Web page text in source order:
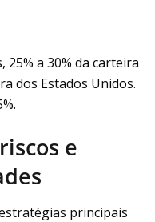
a 30% da carteira
dos Estados Unidos.
e
principais